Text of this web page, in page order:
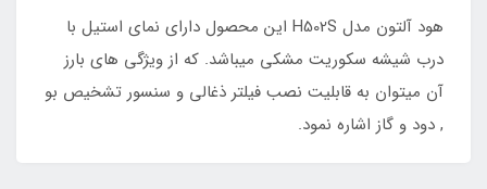
هود آلتون مدل H502S این محصول دارای نمای استیل با
درب شیشه سکوریت مشکی میباشد. که از ویژگی های بارز
آن میتوان به قابلیت نصب فیلتر ذغالی و سنسور تشخیص بو
, دود و گاز اشاره نمود.